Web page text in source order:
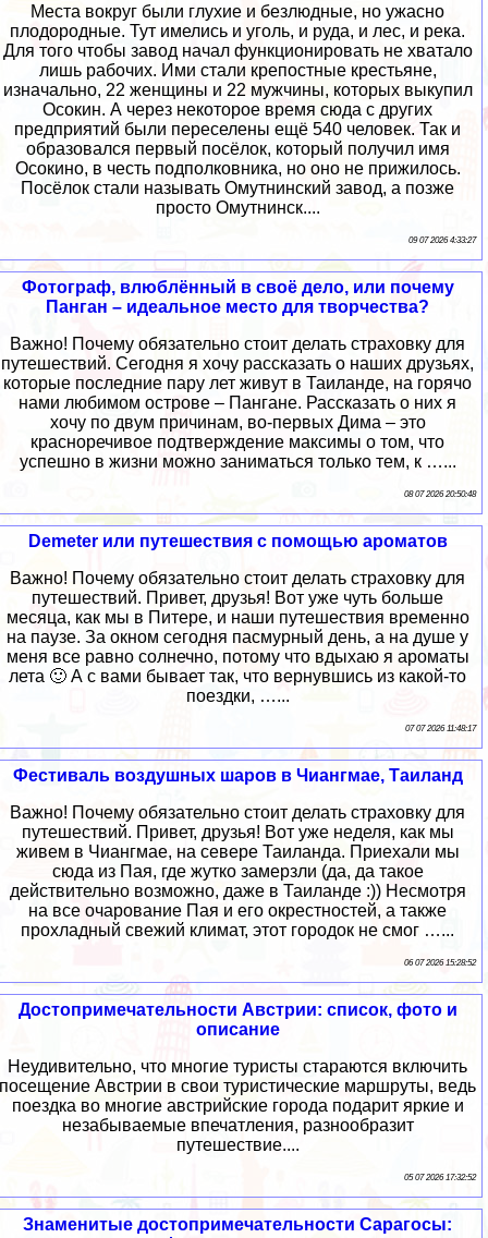
Места вокруг были глухие и безлюдные, но ужасно
плодородные. Тут имелись и уголь, и руда, и лес, и река.
Для того чтобы завод начал функционировать не хватало
лишь рабочих. Ими стали крепостные крестьяне,
изначально, 22 женщины и 22 мужчины, которых выкупил
Осокин. А через некоторое время сюда с других
предприятий были переселены ещё 540 человек. Так и
образовался первый посёлок, который получил имя
Осокино, в честь подполковника, но оно не прижилось.
Посёлок стали называть Омутнинский завод, а позже
просто Омутнинск....
09 07 2026 4:33:27
Фотограф, влюблённый в своё дело, или почему
Панган – идеальное место для творчества?
Важно! Почему обязательно стоит делать страховку для
путешествий. Сегодня я хочу рассказать о наших друзьях,
которые последние пару лет живут в Таиланде, на горячо
нами любимом острове – Пангане. Рассказать о них я
хочу по двум причинам, во-первых Дима – это
красноречивое подтверждение максимы о том, что
успешно в жизни можно заниматься только тем, к …...
08 07 2026 20:50:48
Demeter или путешествия с помощью ароматов
Важно! Почему обязательно стоит делать страховку для
путешествий. Привет, друзья! Вот уже чуть больше
месяца, как мы в Питере, и наши путешествия временно
на паузе. За окном сегодня пасмурный день, а на душе у
меня все равно солнечно, потому что вдыхаю я ароматы
лета 🙂 А с вами бывает так, что вернувшись из какой-то
поездки, …...
07 07 2026 11:48:17
Фестиваль воздушных шаров в Чиангмае, Таиланд
Важно! Почему обязательно стоит делать страховку для
путешествий. Привет, друзья! Вот уже неделя, как мы
живем в Чиангмае, на севере Таиланда. Приехали мы
сюда из Пая, где жутко замерзли (да, да такое
действительно возможно, даже в Таиланде :)) Несмотря
на все очарование Пая и его окрестностей, а также
прохладный свежий климат, этот городок не смог …...
06 07 2026 15:28:52
Достопримечательности Австрии: список, фото и
описание
Неудивительно, что многие туристы стараются включить
посещение Австрии в свои туристические маршруты, ведь
поездка во многие австрийские города подарит яркие и
незабываемые впечатления, разнообразит
путешествие....
05 07 2026 17:32:52
Знаменитые достопримечательности Сарагосы: